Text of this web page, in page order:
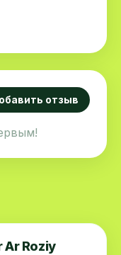
отзыв
Ar Roziy